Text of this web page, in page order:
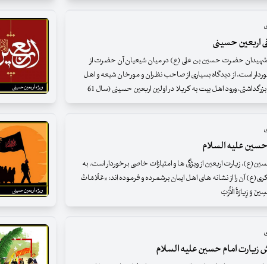
اربعین حسینی
شهیدان حضرت حسین بن علی (ع) در میان شیعیان آن حضرت از
است. از دیدگاه بسیاری از صاحب نظران و مورخان شیعه و اهل
ورود اهل بیت به کربلا در اولین اربعین حسینی (سال 61
حسین علیه السلام
حسین(ع)، زیارت اربعین از ویژگی ها و امتیازات خاصی برخوردار است، به
آن را از نشانه های اهل ایمان برشمرده و فرموده اند: «عَلَامَاتُ
وَ زِیارَةُ الْأَرْبَ
زیارت امام حسین علیه السلام